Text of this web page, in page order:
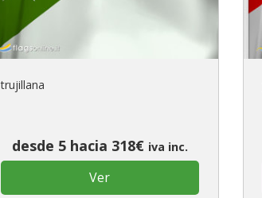
trujillana
desde 5 hacia 318€ iva inc.
Ver